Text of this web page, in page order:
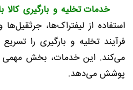
خدمات تخلیه و بارگیری
استفاده از لیفتراک‌ها،
فرآیند تخلیه و بارگیری را
می‌کند. این خدمات، بخش مهمی
پوشش می‌دهد.